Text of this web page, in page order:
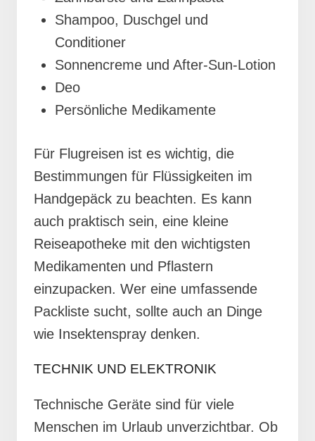
Shampoo, Duschgel und
Conditioner
Sonnencreme und After-Sun-Lotion
Deo
Persönliche Medikamente
Für Flugreisen ist es wichtig, die
Bestimmungen für Flüssigkeiten im
Handgepäck zu beachten. Es kann
auch praktisch sein, eine kleine
Reiseapotheke mit den wichtigsten
Medikamenten und Pflastern
einzupacken. Wer eine umfassende
Packliste sucht, sollte auch an Dinge
wie Insektenspray denken.
TECHNIK UND ELEKTRONIK
Technische Geräte sind für viele
Menschen im Urlaub unverzichtbar. Ob